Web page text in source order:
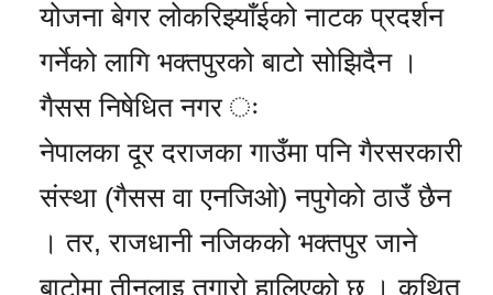
योजना बेगर लोकरिझ्याँईको नाटक प्रदर्शन
गर्नेको लागि भक्तपुरको बाटो सोझिदैन ।
गैसस निषेधित नगर ः
नेपालका दूर दराजका गाउँमा पनि गैरसरकारी
संस्था (गैसस वा एनजिओ) नपुगेको ठाउँ छैन
। तर, राजधानी नजिकको भक्तपुर जाने
बाटोमा तीनलाइ तगारो हालिएको छ । कथित